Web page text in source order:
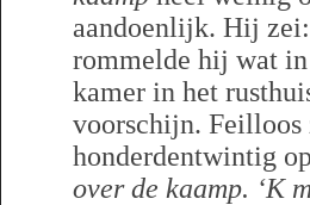
aandoenlijk. Hij zei:
rommelde hij wat
kamer in het
voorschijn. Feilloos
honderdentwintig
over de kaamp. ‘K